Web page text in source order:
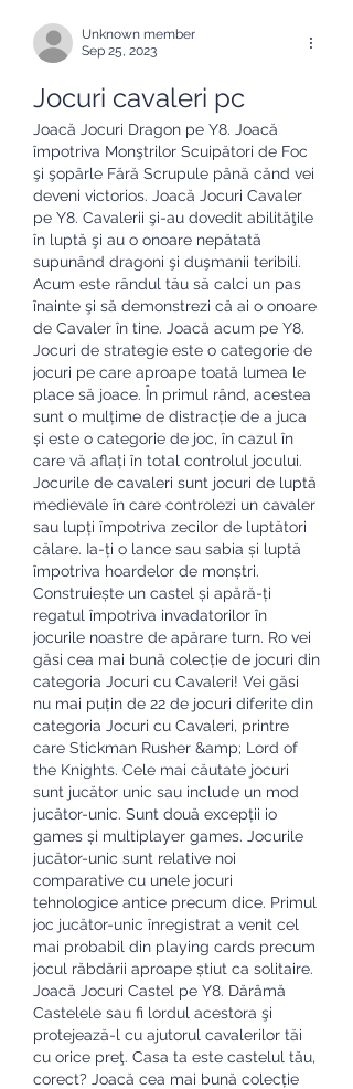
Unknown member
Sep 25, 2023
Jocuri cavaleri pc
Joacă Jocuri Dragon pe Y8. Joacă
împotriva Monştrilor Scuipători de Foc
şi şopârle Fără Scrupule până cănd vei
deveni victorios. Joacă Jocuri Cavaler
pe Y8. Cavalerii şi-au dovedit abilităţile
în luptă şi au o onoare nepătată
supunând dragoni şi duşmanii teribili.
Acum este rândul tău să calci un pas
înainte şi să demonstrezi că ai o onoare
de Cavaler în tine. Joacă acum pe Y8.
Jocuri de strategie este o categorie de
jocuri pe care aproape toată lumea le
place să joace. În primul rând, acestea
sunt o mulțime de distracție de a juca
și este o categorie de joc, în cazul în
care vă aflați în total controlul jocului.
Jocurile de cavaleri sunt jocuri de luptă
medievale în care controlezi un cavaler
sau lupți împotriva zecilor de luptători
călare. Ia-ți o lance sau sabia și luptă
împotriva hoardelor de monștri.
Construiește un castel și apără-ți
regatul împotriva invadatorilor în
jocurile noastre de apărare turn. Ro vei
găsi cea mai bună colecție de jocuri din
categoria Jocuri cu Cavaleri! Vei găsi
nu mai puțin de 22 de jocuri diferite din
categoria Jocuri cu Cavaleri, printre
care Stickman Rusher &amp; Lord of
the Knights. Cele mai căutate jocuri
sunt jucător unic sau include un mod
jucător-unic. Sunt două excepții io
games și multiplayer games. Jocurile
jucător-unic sunt relative noi
comparative cu unele jocuri
tehnologice antice precum dice. Primul
joc jucător-unic înregistrat a venit cel
mai probabil din playing cards precum
jocul răbdării aproape știut ca solitaire.
Joacă Jocuri Castel pe Y8. Dărâmă
Castelele sau fi lordul acestora şi
protejează-l cu ajutorul cavalerilor tăi
cu orice preţ. Casa ta este castelul tău,
corect? Joacă cea mai bună colecție